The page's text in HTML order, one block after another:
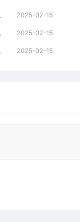
矢量图 2025-02-15
矢量图 2025-02-15
矢量图 2025-02-15